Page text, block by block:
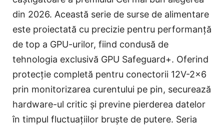
din 2026. Această serie de surse de alimentare
este proiectată cu precizie pentru performanță
de top a GPU-urilor, fiind condusă de
tehnologia exclusivă GPU Safeguard+. Oferind
protecție completă pentru conectorii 12V-2x6
prin monitorizarea curentului pe pin, securează
hardware-ul critic și previne pierderea datelor
în timpul fluctuațiilor bruște de putere. Seria